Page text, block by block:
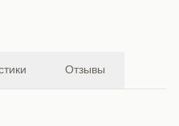
Отзывы